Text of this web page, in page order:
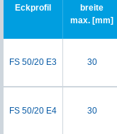
Eckprofil
breite
max. [mm]
FS 50/20 E3 30
FS 50/20 E4 30